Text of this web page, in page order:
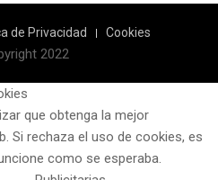
de Privacidad Cookies
2022
que obtenga la mejor
Si rechaza el uso de cookies, es
como se esperaba.